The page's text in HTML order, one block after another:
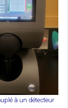
à un détecteur